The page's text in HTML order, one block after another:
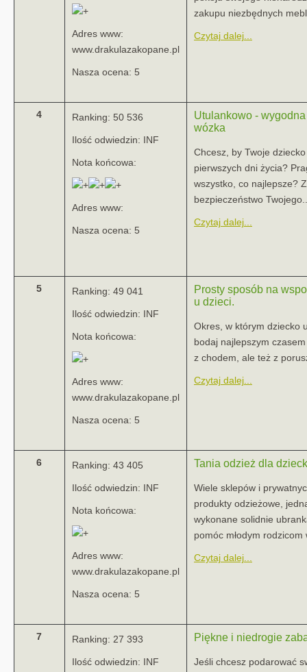
Adres www:
www.drakulazakopane.pl
Nasza ocena: 5
zakupu niezbędnych
Czytaj dalej...
4 Ranking: 50 536
Ilość odwiedzin: INF
Nota końcowa:
Adres www:
Nasza ocena: 5
Utulankowo -
wózka
Chcesz, by Twoje
pierwszych dni życia?
wszystko, co najlepsze?
bezpieczeństwo
Czytaj dalej...
5 Ranking: 49 041
Ilość odwiedzin: INF
Nota końcowa:
Adres www:
www.drakulazakopane.pl
Nasza ocena: 5
Prosty sposób na
u dzieci.
Okres, w którym dziecko
bodaj najlepszym
z chodem, ale też z
Czytaj dalej...
6 Ranking: 43 405
Ilość odwiedzin: INF
Nota końcowa:
Adres www:
www.drakulazakopane.pl
Nasza ocena: 5
Tania odzież dla
Wiele sklepów i
produkty odzieżowe,
wykonane solidnie
pomóc młodym
Czytaj dalej...
7 Ranking: 27 393
Ilość odwiedzin: INF
Piękne i niedrogie
Jeśli chcesz podarować